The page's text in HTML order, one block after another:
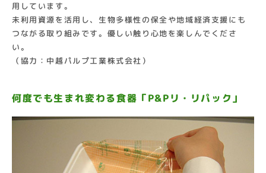
用しています。
未利用資源を活用し、生物多様性の保全や地域経済支援にも
つながる取り組みです。優しい触り心地を楽しんでくださ
い。
（協力：中越パルプ工業株式会社）
何度でも生まれ変わる食器「P&Pリ・リパック」